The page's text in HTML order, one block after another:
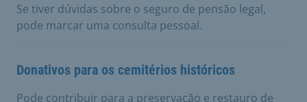
Se tiver dúvidas sobre o seguro de pensão legal,
pode marcar uma consulta pessoal.
Donativos para os cemitérios históricos
Pode contribuir para a preservação e restauro de